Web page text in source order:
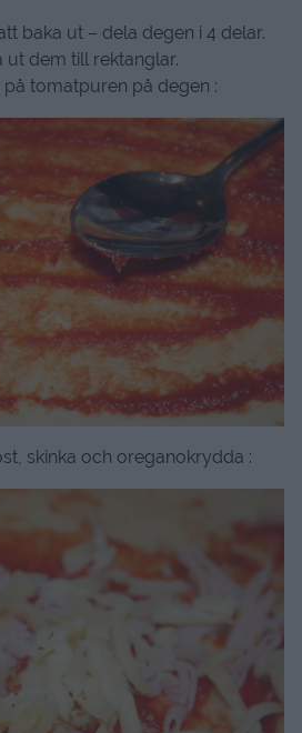
baka ut – dela degen i 4 delar.
ut dem till rektanglar.
tomatpuren på degen :
skinka och oreganokrydda :